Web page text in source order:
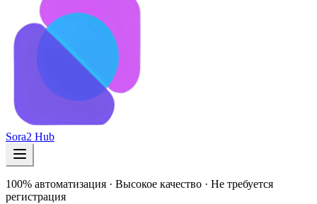
Sora2 Hub
100% автоматизация · Высокое качество · Не требуется
регистрация